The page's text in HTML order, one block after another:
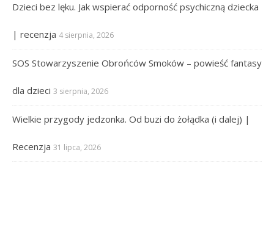
Dzieci bez lęku. Jak wspierać odporność psychiczną dziecka
| recenzja 4 sierpnia, 2026
SOS Stowarzyszenie Obrońców Smoków – powieść fantasy
dla dzieci 3 sierpnia, 2026
Wielkie przygody jedzonka. Od buzi do żołądka (i dalej) |
Recenzja 31 lipca, 2026